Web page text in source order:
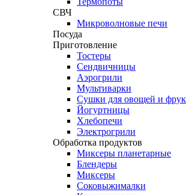
СВЧ
Микроволновые печи
Посуда
Приготовление
Тостеры
Сендвичницы
Аэрогрили
Мультиварки
Сушки для овощей и
Йогуртницы
Хлебопечи
Электрогрили
Обработка продуктов
Миксеры планетарные
Блендеры
Миксеры
Соковыжималки